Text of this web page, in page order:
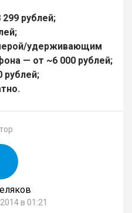
рублей;
удерживающим
— от ~6 000 рублей;
рублей;
в 01:21